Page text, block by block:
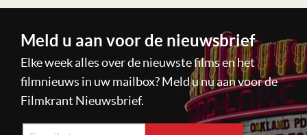
Meld u aan voor de nieuwsbrief
Elke week alles over de nieuwste films en het
filmnieuws in uw mailbox? Meld u nu aan voor de
Filmkrant Nieuwsbrief.